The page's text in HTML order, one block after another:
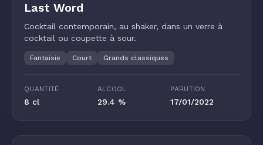
Last Word
Cocktail contemporain, au shaker, dans un verre à
cocktail ou coupette à sour.
Fantaisie Court Grands classiques
QUANTITÉ
8 cl
ALCOOL
29.4 %
PARUTION
17/01/2022